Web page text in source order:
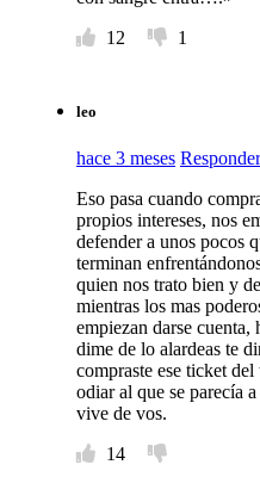
12
1
leo
hace 3 meses Responder
Eso pasa cuando
propios intereses, nos
defender a unos pocos
terminan
quien nos trato bien y
mientras los mas
empiezan darse
dime de lo alardeas te
compraste ese ticket
odiar al que se parecía
vive de vos.
14